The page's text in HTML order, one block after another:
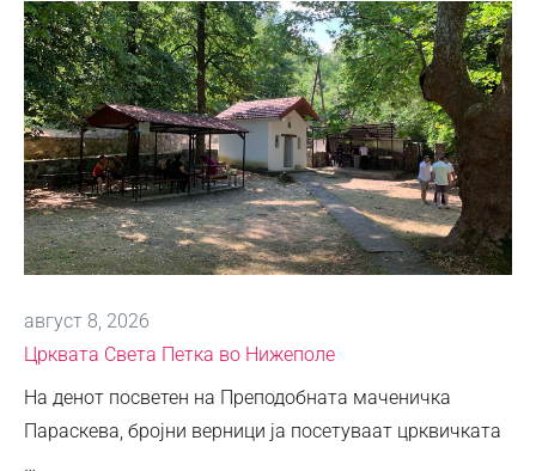
август 8, 2026
Црквата Света Петка во Нижеполе
На денот посветен на Преподобната маченичка
Параскева, бројни верници ја посетуваат црквичката
…